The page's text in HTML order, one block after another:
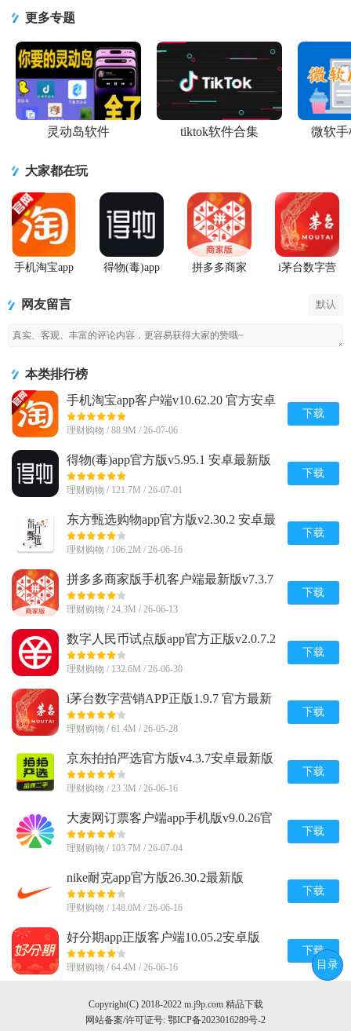
更多专题
灵动岛软件 tiktok软件合集 微软手
大家都在玩
手机淘宝app
得物(毒)app
拼多多商家
i茅台数字营
网友留言 默认
本类排行榜
手机淘宝app客户端v10.62.20 官方安卓
版
理财购物 / 88.9M / 26-07-06
下载
得物(毒)app官方版v5.95.1 安卓最新版
理财购物 / 121.7M / 26-07-01
下载
东方甄选购物app官方版v2.30.2 安卓最
新版
理财购物 / 106.2M / 26-06-16
下载
拼多多商家版手机客户端最新版v7.3.7
安卓版
理财购物 / 24.3M / 26-06-13
下载
数字人民币试点版app官方正版v2.0.7.2
安卓版
理财购物 / 132.6M / 26-06-30
下载
i茅台数字营销APP正版1.9.7 官方最新
版
理财购物 / 61.4M / 26-05-28
下载
京东拍拍严选官方版v4.3.7安卓最新版
理财购物 / 23.3M / 26-06-16
下载
大麦网订票客户端app手机版v9.0.26官
方正版
理财购物 / 103.7M / 26-07-04
下载
nike耐克app官方版26.30.2最新版
理财购物 / 148.0M / 26-06-16
下载
好分期app正版客户端10.05.2安卓版
理财购物 / 64.4M / 26-06-16
下载
Copyright(C) 2018-2022 m.j9p.com 精品下载
网站备案/许可证号: 鄂ICP备2023016289号-2
目录